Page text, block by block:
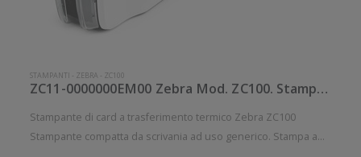
STAMPANTI - ZEBRA - ZC100
ZC11-0000000EM00 Zebra Mod. ZC100. Stampante di card.
Stampante di card a trasferimento termico Zebra ZC100
Stampante compatta da scrivania ad uso generico. Stampa a